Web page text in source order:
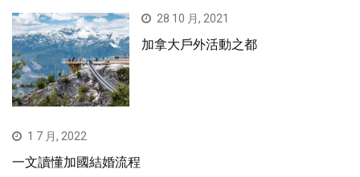
28 10 月, 2021
加拿大戶外活動之都
1 7 月, 2022
一文讀懂加國結婚流程